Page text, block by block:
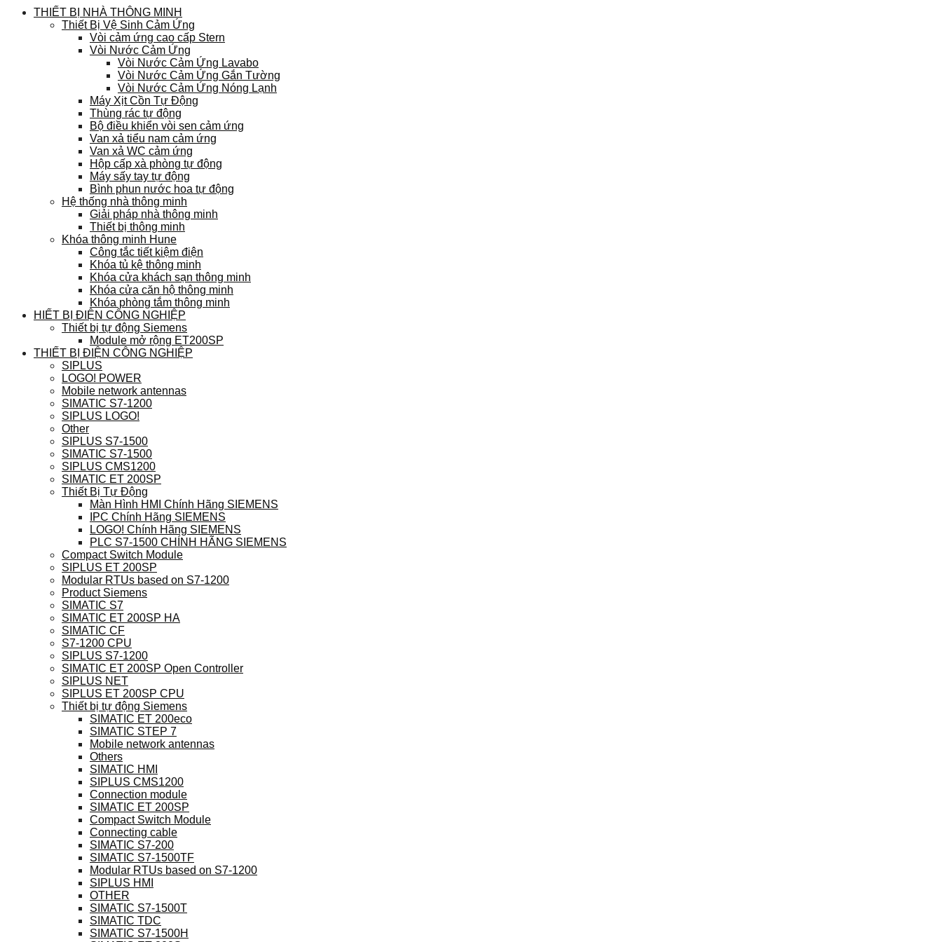
THIẾT BỊ NHÀ THÔNG MINH
Thiết Bị Vệ Sinh Cảm Ứng
Vòi cảm ứng cao cấp Stern
Vòi Nước Cảm Ứng
Vòi Nước Cảm Ứng Lavabo
Vòi Nước Cảm Ứng Gắn Tường
Vòi Nước Cảm Ứng Nóng Lạnh
Máy Xịt Cồn Tự Động
Thùng rác tự động
Bộ điều khiển vòi sen cảm ứng
Van xả tiểu nam cảm ứng
Van xả WC cảm ứng
Hộp cấp xà phòng tự động
Máy sấy tay tự động
Bình phun nước hoa tự động
Hệ thống nhà thông minh
Giải pháp nhà thông minh
Thiết bị thông minh
Khóa thông minh Hune
Công tắc tiết kiệm điện
Khóa tủ kệ thông minh
Khóa cửa khách sạn thông minh
Khóa cửa căn hộ thông minh
Khóa phòng tắm thông minh
HIẾT BỊ ĐIỆN CÔNG NGHIỆP
Thiết bị tự động Siemens
Module mở rộng ET200SP
THIẾT BỊ ĐIỆN CÔNG NGHIỆP
SIPLUS
LOGO! POWER
Mobile network antennas
SIMATIC S7-1200
SIPLUS LOGO!
Other
SIPLUS S7-1500
SIMATIC S7-1500
SIPLUS CMS1200
SIMATIC ET 200SP
Thiết Bị Tự Động
Màn Hình HMI Chính Hãng SIEMENS
IPC Chính Hãng SIEMENS
LOGO! Chính Hãng SIEMENS
PLC S7-1500 CHÍNH HÃNG SIEMENS
Compact Switch Module
SIPLUS ET 200SP
Modular RTUs based on S7-1200
Product Siemens
SIMATIC S7
SIMATIC ET 200SP HA
SIMATIC CF
S7-1200 CPU
SIPLUS S7-1200
SIMATIC ET 200SP Open Controller
SIPLUS NET
SIPLUS ET 200SP CPU
Thiết bị tự động Siemens
SIMATIC ET 200eco
SIMATIC STEP 7
Mobile network antennas
Others
SIMATIC HMI
SIPLUS CMS1200
Connection module
SIMATIC ET 200SP
Compact Switch Module
Connecting cable
SIMATIC S7-200
SIMATIC S7-1500TF
Modular RTUs based on S7-1200
SIPLUS HMI
OTHER
SIMATIC S7-1500T
SIMATIC TDC
SIMATIC S7-1500H